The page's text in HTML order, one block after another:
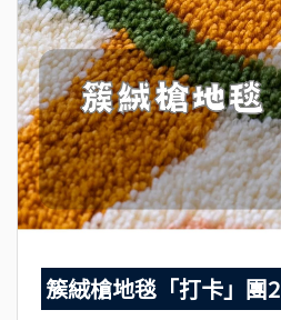
簇絨槍地毯「打卡」團2